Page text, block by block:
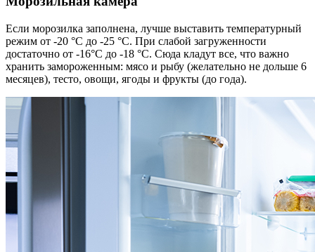
Если морозилка заполнена, лучше выставить температурный
режим от -20 °С до -25 °С. При слабой загруженности
достаточно от -16°С до -18 °С. Сюда кладут все, что важно
хранить замороженным: мясо и рыбу (желательно не дольше 6
месяцев), тесто, овощи, ягоды и фрукты (до года).